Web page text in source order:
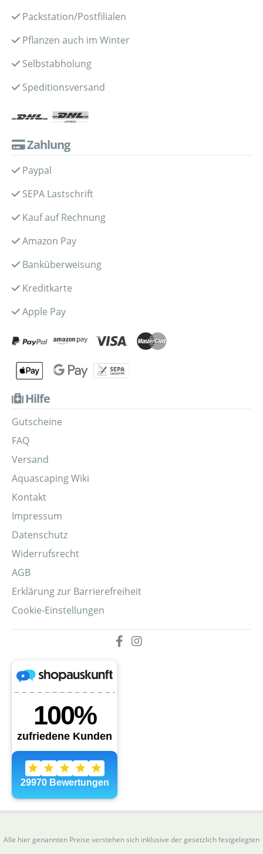
Packstation/Postfilialen
Pflanzen auch im Winter
Selbstabholung
Speditionsversand
Zahlung
Paypal
SEPA Lastschrift
Kauf auf Rechnung
Amazon Pay
Banküberweisung
Kreditkarte
Apple Pay
Hilfe
Gutscheine
FAQ
Versand
Aquascaping Wiki
Kontakt
Impressum
Datenschutz
Widerrufsrecht
AGB
Erklärung zur Barrierefreiheit
Cookie-Einstellungen
Alle hier genannten Preise verstehen sich inklusive der gesetzlich festgelegten